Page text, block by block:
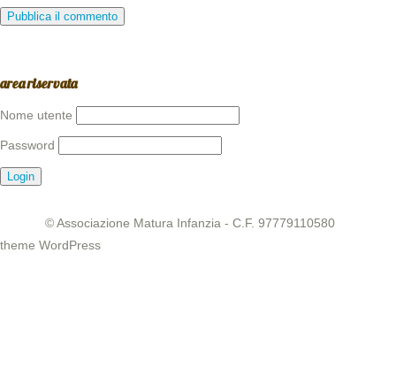
area riservata
Nome utente
Password
© Associazione Matura Infanzia - C.F. 97779110580
theme WordPress